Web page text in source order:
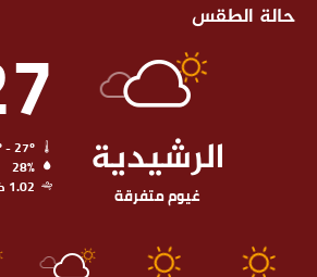
حالة الطقس
الرشيدية
غيوم متفرقة
28%
1.02 كيلومتر/ساعة